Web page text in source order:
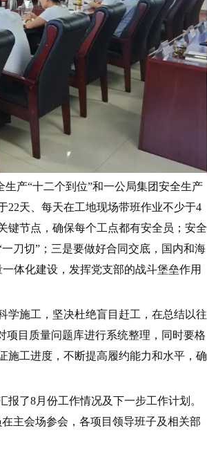
产“十二个到位”和一公局集团安全生产
22天、每天在工地现场带班作业不少于4
键节点，确保每个工点都有安全员；安全
刀切”；三是要做好合同交底，国内和海
体化建设，发挥党支部的战斗堡垒作用
学施工，坚决杜绝盲目赶工，在总结以往
项目质量问题库进行系统整理，同时要格
施工进度，不断提高履约能力和水平，确
了8月份工作情况及下一步工作计划。
主会场参会，各项目领导班子及相关部